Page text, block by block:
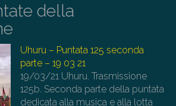
della
Uhuru – Puntata 125 seconda
parte – 19 03 21
19/03/21 Uhuru. Trasmissione
125b. Seconda parte della puntata
dedicata alla musica e alla lotta